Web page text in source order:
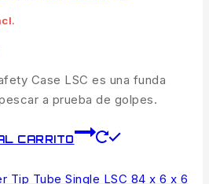
Case LSC es una funda
a prueba de golpes.
CARRITO